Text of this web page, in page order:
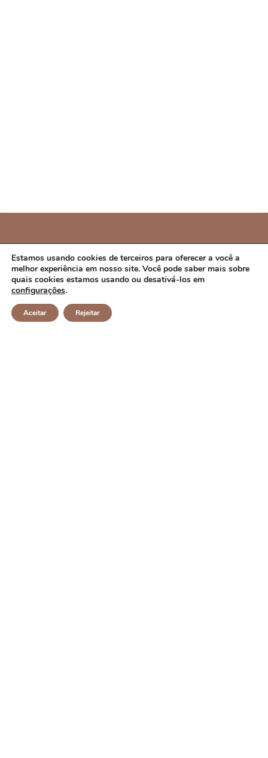
PREFEITURA MUNICIPAL DE CAMPO ALEGRE
DE LOURDES/BA
CNPJ: 14.117.329/0001-41 Endereço: Rua Abílio Dias S/N,
Centro, Campo Alegre de Lourdes/BA Horário de
Estamos usando cookies de terceiros para oferecer a você a
melhor experiência em nosso site. Você pode saber mais sobre
quais cookies estamos usando ou desativá-los em
configurações.
Aceitar Rejeitar